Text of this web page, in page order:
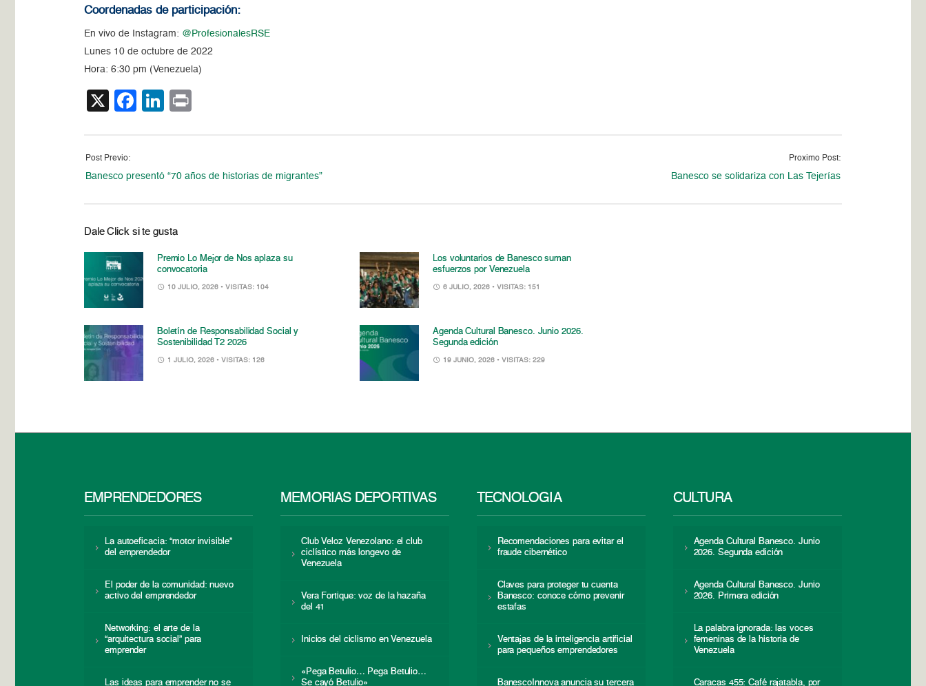
Coordenadas de participación:
En vivo de Instagram: @ProfesionalesRSE
Lunes 10 de octubre de 2022
Hora: 6:30 pm (Venezuela)
X Facebook
LinkedIn
Post Previo:
Banesco presentó “70 años de historias de migrantes”
Proximo Post:
Banesco se solidariza con Las Tejerías
Dale Click si te gusta
Premio Lo Mejor de Nos aplaza su
convocatoria
10 JULIO, 2026 • VISITAS: 104
Los voluntarios de Banesco suman
esfuerzos por Venezuela
6 JULIO, 2026 • VISITAS: 151
Boletín de Responsabilidad Social y
Sostenibilidad T2 2026
1 JULIO, 2026 • VISITAS: 126
Agenda Cultural Banesco. Junio 2026.
Segunda edición
19 JUNIO, 2026 • VISITAS: 229
EMPRENDEDORES
La autoeficacia: “motor invisible”
del emprendedor
El poder de la comunidad: nuevo
activo del emprendedor
Networking: el arte de la
“arquitectura social” para
emprender
Las ideas para emprender no se
MEMORIAS DEPORTIVAS
Club Veloz Venezolano: el club
ciclístico más longevo de
Venezuela
Vera Fortique: voz de la hazaña
del 41
Inicios del ciclismo en Venezuela
«Pega Betulio… Pega Betulio…
Se cayó Betulio»
TECNOLOGÍA
Recomendaciones para evitar el
fraude cibernético
Claves para proteger tu cuenta
Banesco: conoce cómo prevenir
estafas
Ventajas de la inteligencia artificial
para pequeños emprendedores
BanescoInnova anuncia su tercera
CULTURA
Agenda Cultural Banesco. Junio
2026. Segunda edición
Agenda Cultural Banesco. Junio
2026. Primera edición
La palabra ignorada: las voces
femeninas de la historia de
Venezuela
Caracas 455: Café rajatabla, por